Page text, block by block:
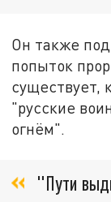
Он также
попыток
существует,
"русские
огнём".
"Пути